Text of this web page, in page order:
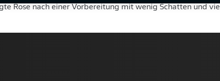
Rose nach einer Vorbereitung mit wenig Schatten und viel